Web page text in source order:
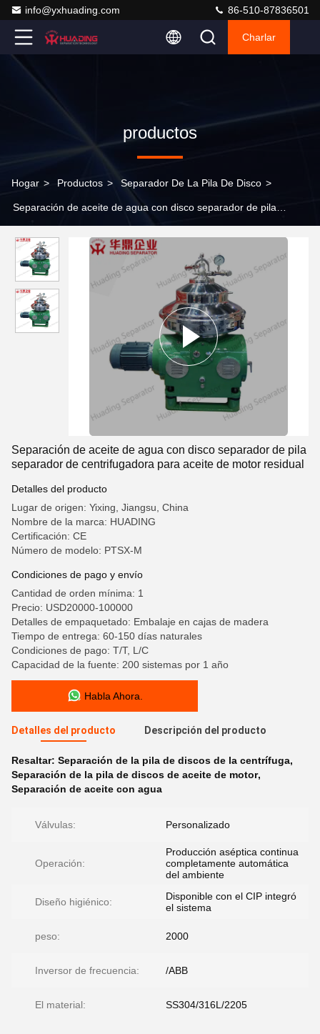
info@yxhuading.com 86-510-87836501
Charlar
productos
Hogar > Productos > Separador De La Pila De Disco >
Separación de aceite de agua con disco separador de pila
Separación de aceite de agua con disco separador de pila
separador de centrifugadora para aceite de motor residual
Detalles del producto
Lugar de origen: Yixing, Jiangsu, China
Nombre de la marca: HUADING
Certificación: CE
Número de modelo: PTSX-M
Condiciones de pago y envío
Cantidad de orden mínima: 1
Precio: USD20000-100000
Detalles de empaquetado: Embalaje en cajas de madera
Tiempo de entrega: 60-150 días naturales
Condiciones de pago: T/T, L/C
Capacidad de la fuente: 200 sistemas por 1 año
Habla Ahora.
Detalles del producto Descripción del producto
Resaltar: Separación de la pila de discos de la centrífuga,
Separación de la pila de discos de aceite de motor,
Separación de aceite con agua
Válvulas: Personalizado
Operación:
Producción aséptica continua
completamente automática
del ambiente
Diseño higiénico:
Disponible con el CIP integró
el sistema
peso: 2000
Inversor de frecuencia: /ABB
El material: SS304/316L/2205